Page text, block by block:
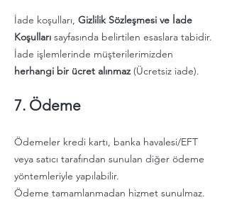
İade koşulları, Gizlilik Sözleşmesi ve İade
Koşulları sayfasında belirtilen esaslara tabidir.
İade işlemlerinde müşterilerimizden
herhangi bir ücret alınmaz(Ücretsiz iade).
7. Ödeme
Ödemeler kredi kartı, banka havalesi/EFT
veya satıcı tarafından sunulan diğer ödeme
yöntemleriyle yapılabilir.
Ödeme tamamlanmadan hizmet sunulmaz.